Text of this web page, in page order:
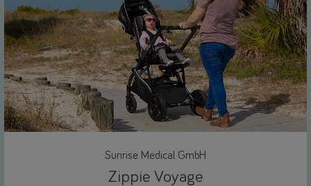
Sunrise Medical GmbH
Zippie Voyage